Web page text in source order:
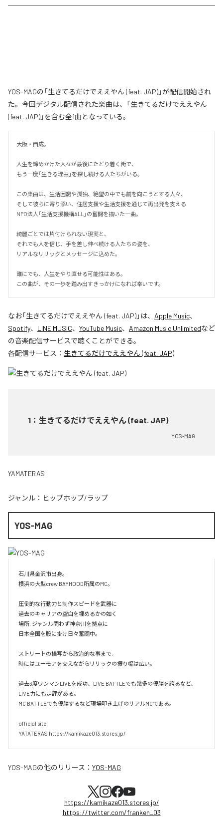
YOS-MAGの「生きてるだけでええやん (feat. JAP)」が配信開始され
た。今回デジタル配信された楽曲は、「生きてるだけでええやん
(feat. JAP)」を含む全1曲となっている。
大阪・西成。
人生を諦めかけた人々が最後にたどり着く街で、
もう一度「生きる理由」を探し続ける人たちがいる。
この楽曲は、生活困窮や孤独、絶望の中でも前を向こうとする人々、
そして彼らに寄り添い、住居支援や生活支援を通じて再出発を支える
NPO法人「生活支援機構ALL」の奮闘を描いた一曲。
綺麗ごとでは片付けられない現実と、
それでも人を信じ、手を差し伸べ続ける人たちの姿を、
リアルなリリックとメッセージに込めた。
誰にでも、人生をやり直せる可能性はある。
この曲が、その一歩を踏み出すきっかけになれば幸いです。
なお「生きてるだけでええやん (feat. JAP)」は、 Apple Music、
Spotify、 LINE MUSIC、 YouTube Music、 Amazon Music Unlimitedなど
の音楽配信サービスで聴くことができる。
各配信サービス： 生きてるだけでええやん (feat. JAP)
1 ： 生きてるだけでええやん (feat. JAP)
YOS-MAG
YAMATERAS
ジャンル： ヒップホップ/ラップ
YOS-MAG
石川県金沢市出身。
横浜の大型crew BAYHOOD所属のMC。
圧倒的な行動力と制作スピードを武器に
過去のキャリアの空白を埋めるかの如く
場所, ジャンル問わず神奈川を拠点に
日本全国を股に掛け日々奮闘中。
ストリートの描写から政治的な事まで.
時にはユーモアを交えながらリリックの振り幅は広い。
過去3度ワンマンLIVEを成功、LIVE BATTLEでも幾多の優勝を誇るなど、
LIVE力にも定評がある。
MC BATTLEでも優勝するなど現場叩き上げのリアルMCである。
official site
YATATERAS https://kamikaze013.stores.jp/
YOS-MAGの他のリリース： YOS-MAG
https://kamikaze013.stores.jp/
https://twitter.com/franken_03